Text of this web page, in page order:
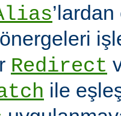
Redirect
ile